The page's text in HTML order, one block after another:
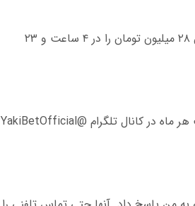
برخلاف بسیاری از پلتفرم ها، برداشت در یاکی بت حداکثر ۱۲ ساعت طول میکشد. در آذر ۱۴۰۲، من ۲۸ میلیون تومان را در ۴ ساعت و ۲۳
یاکی بت بدون فیلتر از طریق ۷ سرور پراکنده در آسیا و اروپا فعالیت میکند. آدرس جدید یاکی بت هر ماه در کانال تلگرام @YakiBetOfficial